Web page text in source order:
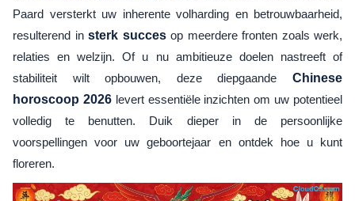
Paard versterkt uw inherente volharding en betrouwbaarheid,
resulterend in sterk succesop meerdere fronten zoals werk,
relaties en welzijn. Of u nu ambitieuze doelen nastreeft of
stabiliteit wilt opbouwen, deze diepgaande Chinese
horoscoop 2026levert essentiële inzichten om uw potentieel
volledig te benutten. Duik dieper in de persoonlijke
voorspellingen voor uw geboortejaar en ontdek hoe u kunt
floreren.